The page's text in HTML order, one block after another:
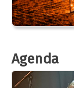
Agenda